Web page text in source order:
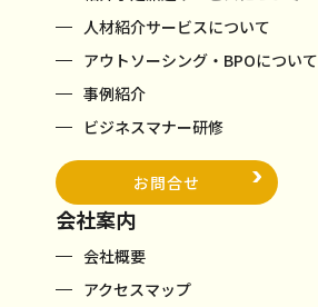
人材紹介サービスについて
アウトソーシング・BPOについて
事例紹介
ビジネスマナー研修
お問合せ
会社案内
会社概要
アクセスマップ